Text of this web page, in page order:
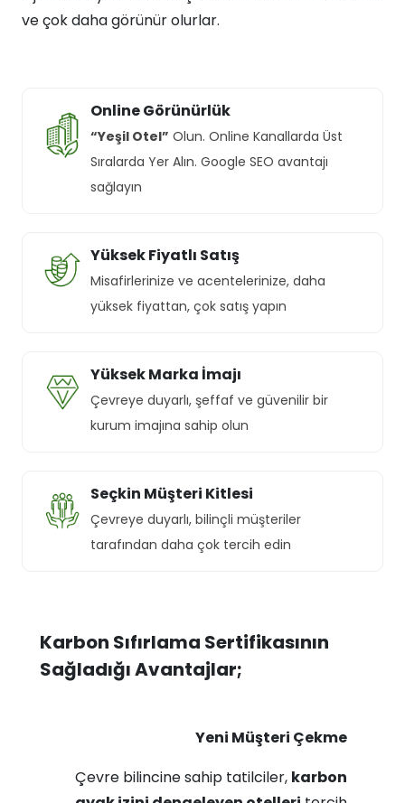
ve çok daha görünür olurlar.
Online Görünürlük
“Yeşil Otel” Olun. Online Kanallarda Üst
Sıralarda Yer Alın. Google SEO avantajı
sağlayın
Yüksek Fiyatlı Satış
Misafirlerinize ve acentelerinize, daha
yüksek fiyattan, çok satış yapın
Yüksek Marka İmajı
Çevreye duyarlı, şeffaf ve güvenilir bir
kurum imajına sahip olun
Seçkin Müşteri Kitlesi
Çevreye duyarlı, bilinçli müşteriler
tarafından daha çok tercih edin
Karbon Sıfırlama Sertifikasının
Sağladığı Avantajlar;
Yeni Müşteri Çekme
Çevre bilincine sahip tatilciler, karbon